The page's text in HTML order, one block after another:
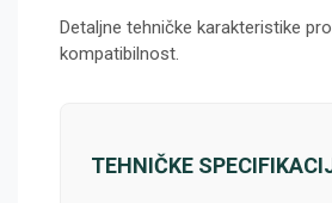
Detaljne tehničke karakteristike
kompatibilnost.
TEHNIČKE